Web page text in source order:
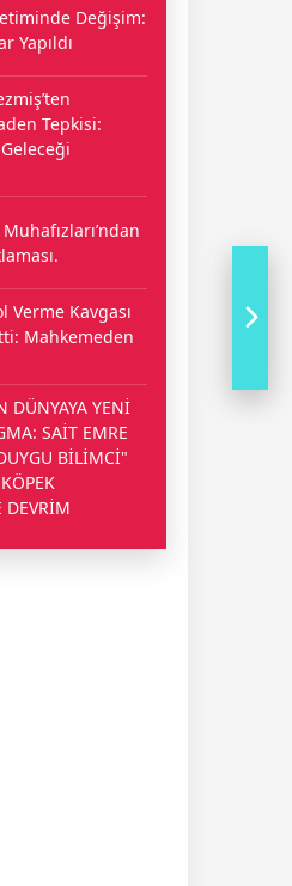
Değişim:
Yapıldı
Tepkisi:
Verme Kavgası
Mahkemeden
DÜNYAYA YENİ
SAİT EMRE
BİLİMCİ"
DEVRİM